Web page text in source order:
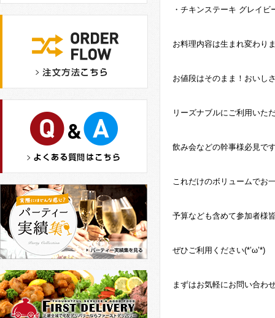
・チキンステーキ グレイビ
お料理内容は生まれ変わり
お値段はそのまま！おいし
リーズナブルにご利用いた
飲み会などの幹事様必見で
これだけのボリュームでお
予算なども含めて参加者様
ぜひご利用ください(*’ω’*)
まずはお気軽にお問い合わ